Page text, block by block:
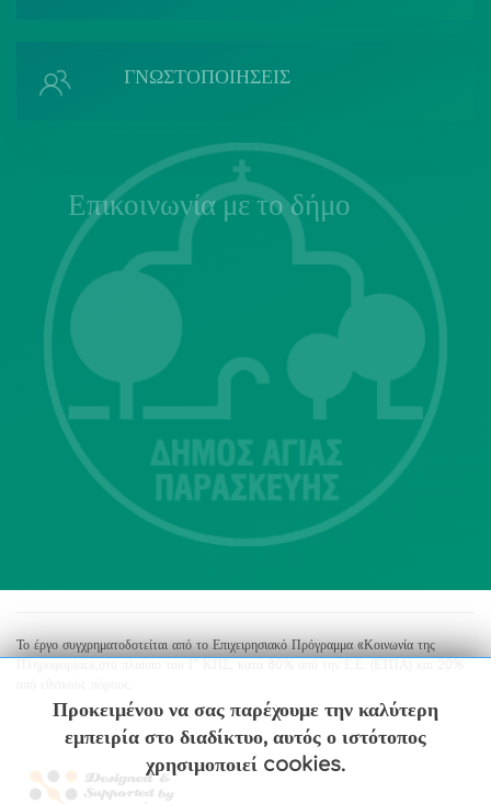
ΓΝΩΣΤΟΠΟΙΗΣΕΙΣ
Επικοινωνία με το δήμο
Λ. Μεσογείων 415-417 Τ.Κ.15343
Αγία Παρασκευή
213 2004500
dimos@agiaparaskevi.gr
Το έργο συγχρηματοδοτείται από το Επιχειρησιακό Πρόγραμμα «Κοινωνία της
Προκειμένου να σας παρέχουμε την καλύτερη
εμπειρία στο διαδίκτυο, αυτός ο ιστότοπος
χρησιμοποιεί cookies.